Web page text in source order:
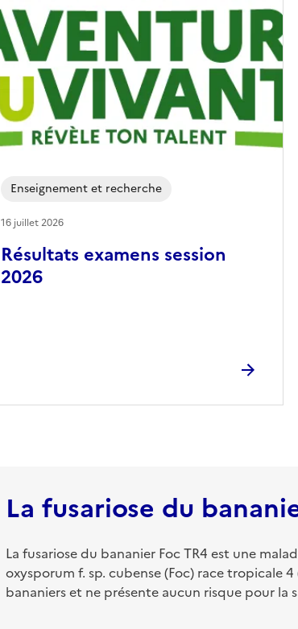
Résultats examens session
2026
Enseignement et recherche
16 juillet 2026
La fusariose du
La fusariose du bananier Foc TR4 est une
oxysporum f. sp. cubense (Foc) race tropicale
bananiers et ne présente aucun risque pour la